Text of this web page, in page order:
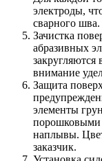
электроды,
сварного шва.
Зачистка
абразивных
внимание
Защита
элементы
порошковыми
наплывы.
заказчик.